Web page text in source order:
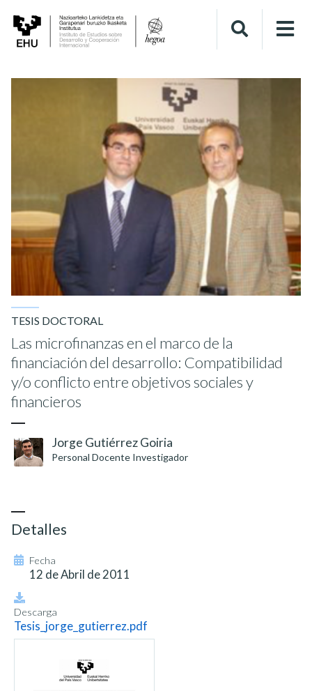
TESIS DOCTORAL
Las microfinanzas en el marco de la
financiación del desarrollo: Compatibilidad
y/o conflicto entre objetivos sociales y
financieros
Jorge Gutiérrez Goiria
Personal Docente Investigador
Detalles
Fecha
12 de Abril de 2011
Descarga
Tesis_jorge_gutierrez.pdf